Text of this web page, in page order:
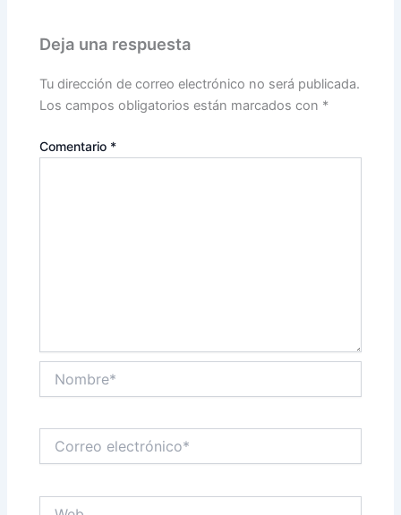
Deja una respuesta
Tu dirección de correo electrónico no será publicada.
Los campos obligatorios están marcados con *
Comentario *
electrónico*